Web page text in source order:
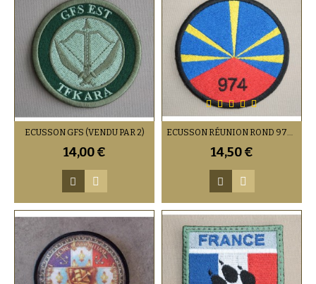
ECUSSON GFS (VENDU PAR 2)
14,00 €
ECUSSON RÉUNION ROND 974 (VENDU PAR 2)
14,50 €